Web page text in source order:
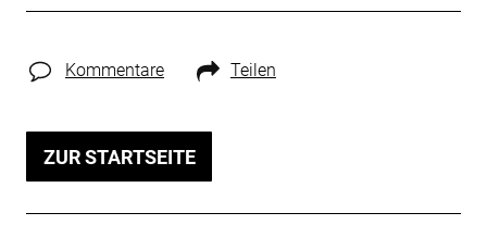
Kommentare Teilen
ZUR STARTSEITE